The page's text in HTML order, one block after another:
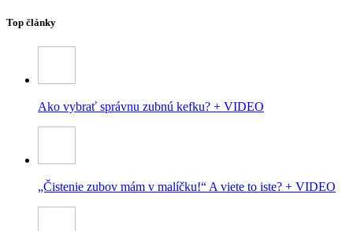
Top články
Ako vybrať správnu zubnú kefku? + VIDEO
„Čistenie zubov mám v malíčku!“ A viete to iste? + VIDEO